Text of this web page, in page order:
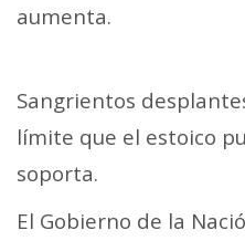
Sangrientos
límite que el estoico
El Gobierno de la